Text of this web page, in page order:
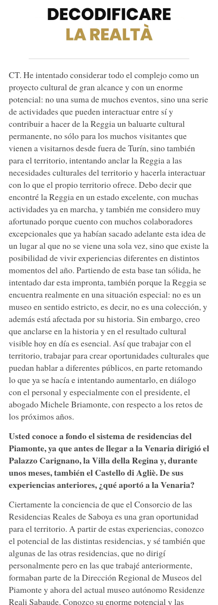
CT. He intentado considerar todo el complejo como un
proyecto cultural de gran alcance y con un enorme
potencial: no una suma de muchos eventos, sino una serie
de actividades que pueden interactuar entre sí y
contribuir a hacer de la Reggia un baluarte cultural
permanente, no sólo para los muchos visitantes que
vienen a visitarnos desde fuera de Turín, sino también
para el territorio, intentando anclar la Reggia a las
necesidades culturales del territorio y hacerla interactuar
con lo que el propio territorio ofrece. Debo decir que
encontré la Reggia en un estado excelente, con muchas
actividades ya en marcha, y también me considero muy
afortunado porque cuento con muchos colaboradores
excepcionales que ya habían sacado adelante esta idea de
un lugar al que no se viene una sola vez, sino que existe la
posibilidad de vivir experiencias diferentes en distintos
momentos del año. Partiendo de esta base tan sólida, he
intentado dar esta impronta, también porque la Reggia se
encuentra realmente en una situación especial: no es un
museo en sentido estricto, es decir, no es una colección, y
además está afectada por su historia. Sin embargo, creo
que anclarse en la historia y en el resultado cultural
visible hoy en día es esencial. Así que trabajar con el
territorio, trabajar para crear oportunidades culturales que
puedan hablar a diferentes públicos, en parte retomando
lo que ya se hacía e intentando aumentarlo, en diálogo
con el personal y especialmente con el presidente, el
abogado Michele Briamonte, con respecto a los retos de
los próximos años.
Usted conoce a fondo el sistema de residencias del
Piamonte, ya que antes de llegar a la Venaria dirigió el
Palazzo Carignano, la Villa della Regina y, durante
unos meses, también el Castello di Agliè. De sus
experiencias anteriores, ¿qué aportó a la Venaria?
Ciertamente la conciencia de que el Consorcio de las
Residencias Reales de Saboya es una gran oportunidad
para el territorio. A partir de estas experiencias, conozco
el potencial de las distintas residencias, y sé también que
algunas de las otras residencias, que no dirigí
personalmente pero en las que trabajé anteriormente,
formaban parte de la Dirección Regional de Museos del
Piamonte y ahora del actual museo autónomo Residenze
Reali Sabaude. Conozco su enorme potencial y las